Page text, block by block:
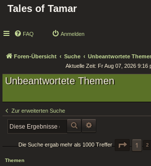
Tales of Tamar
FAQ Anmelden
Foren-Übersicht Suche Unbeantwortete
Aktuelle Zeit: Fr Aug 07, 2026 9:16
Unbeantwortete Themen
Zur erweiterten Suche
SUCHE
Die Suche ergab mehr als 1000 Treffer SEITE 1
1 2
Themen